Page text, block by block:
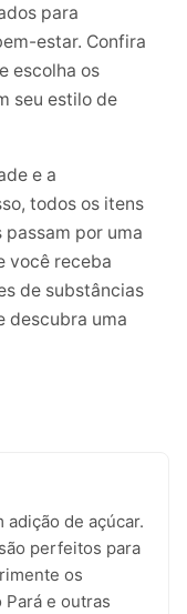
para
estar. Confira
escolha os
seu estilo de
e a
todos os itens
por uma
você receba
de substâncias
descubra uma
de açúcar.
perfeitos para
os
Pará e outras